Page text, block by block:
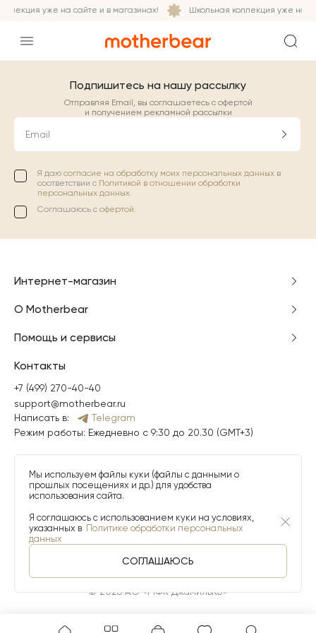
уже на сайте и в магазинах! Школьная коллекция уже на
Подпишитесь на нашу рассылку
Отправляя Email, вы соглашаетесь с офертой
и получением рекламной рассылки
Email
Я даю согласие на обработку моих персональных данных в
соответствии с Политикой в отношении обработки
персональных данных.
Соглашаюсь с офертой.
Интернет-магазин
О Motherbear
Помощь и сервисы
Контакты
+7 (499) 270-40-40
support@motherbear.ru
Написать в:
Telegram
Режим работы: Ежедневно с 9:30 до 20.30 (GMT+3)
© 2026 АО «МФК ДжамильКо»
Мы используем файлы куки (файлы с данными о
прошлых посещениях и др.) для удобства
использования сайта.
Я соглашаюсь с использованием куки на условиях,
указанных в Политике обработки персональных
данных
СОГЛАШАЮСЬ